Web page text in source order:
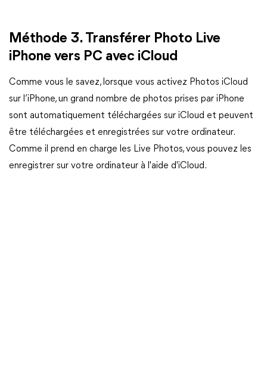
Méthode 3. Transférer Photo Live
iPhone vers PC avec iCloud
Comme vous le savez, lorsque vous activez Photos iCloud
sur l’iPhone, un grand nombre de photos prises par iPhone
sont automatiquement téléchargées sur iCloud et peuvent
être téléchargées et enregistrées sur votre ordinateur.
Comme il prend en charge les Live Photos, vous pouvez les
enregistrer sur votre ordinateur à l'aide d'iCloud.